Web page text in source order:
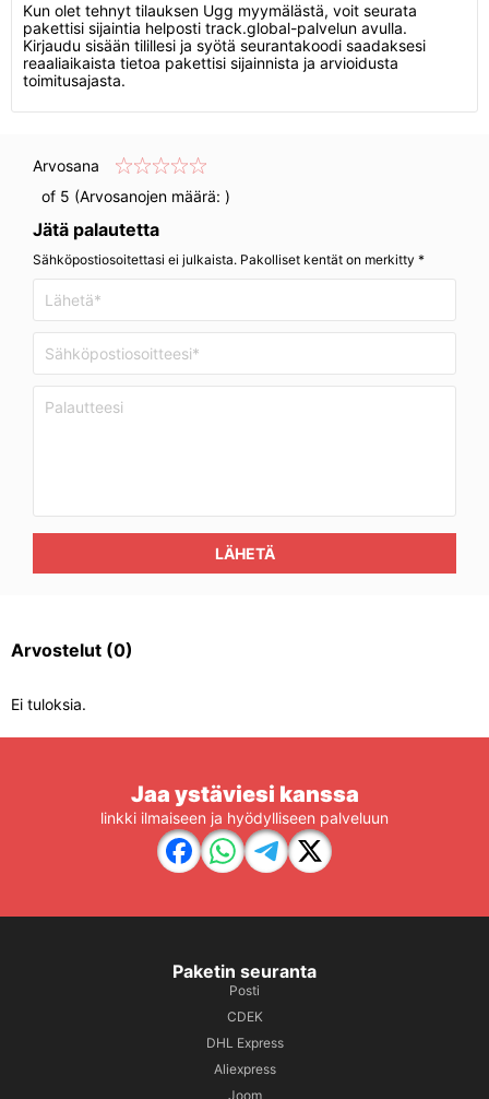
Kun olet tehnyt tilauksen Ugg myymälästä, voit seurata
pakettisi sijaintia helposti track.global-palvelun avulla.
Kirjaudu sisään tilillesi ja syötä seurantakoodi saadaksesi
reaaliaikaista tietoa pakettisi sijainnista ja arvioidusta
toimitusajasta.
Arvosana
of 5 (Arvosanojen määrä: )
Jätä palautetta
Sähköpostiosoitettasi ei julkaista. Pakolliset kentät on merkitty *
LÄHETÄ
Arvostelut (0)
Ei tuloksia.
Jaa ystäviesi kanssa
linkki ilmaiseen ja hyödylliseen palveluun
Paketin seuranta
Posti
CDEK
DHL Express
Aliexpress
Joom